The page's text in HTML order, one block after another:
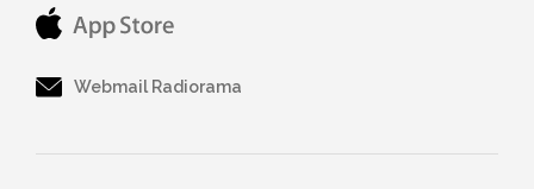
Webmail Radiorama